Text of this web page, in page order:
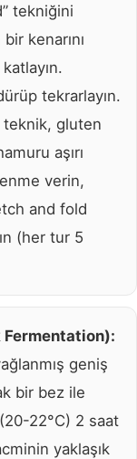
tekniğini
kenarını
tekrarlayın.
teknik, gluten
aşırı
verin,
and fold
(her tur 5
Fermentation):
geniş
bir bez ile
22°C) 2 saat
yaklaşık